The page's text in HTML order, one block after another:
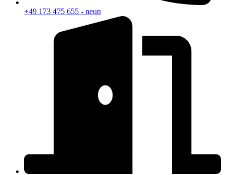
+49 173 475 655 - neun